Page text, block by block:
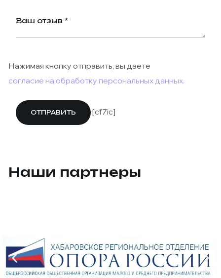
Нажимая кнопку отправить, вы даете
согласие на обработку персональных данных.
[cf7ic]
Наши партнеры